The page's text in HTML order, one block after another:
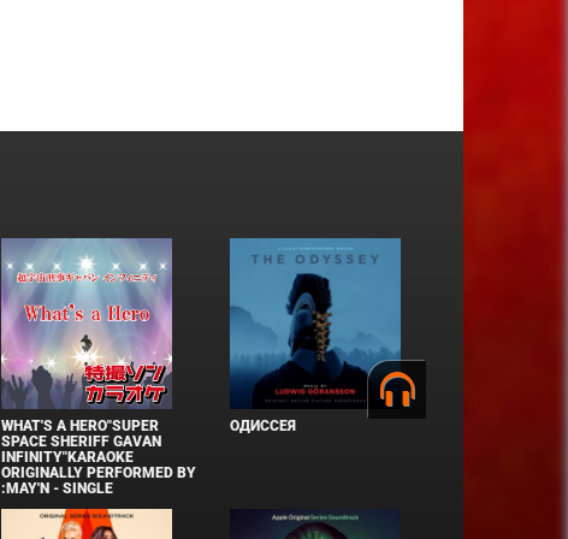
WHAT'S A HERO"SUPER
SPACE SHERIFF GAVAN
INFINITY"KARAOKE
ORIGINALLY PERFORMED BY
:MAY'N - SINGLE
ОДИССЕЯ